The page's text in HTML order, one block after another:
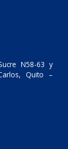
N58-63 y
Quito –